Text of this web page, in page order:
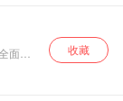
面解
序
各
收藏